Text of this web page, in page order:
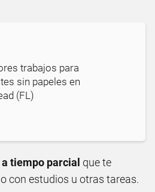
trabajos para
sin papeles en
(FL)
a tiempo parcial que te
con estudios u otras tareas.